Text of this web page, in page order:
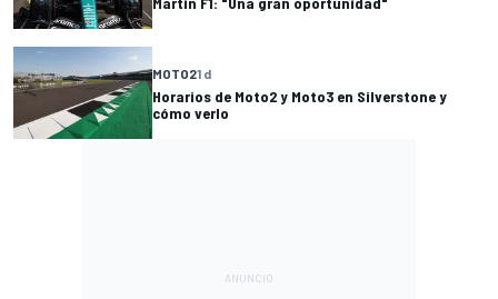
MOTO21 d
Horarios de Moto2 y Moto3 en Silverstone y
cómo verlo